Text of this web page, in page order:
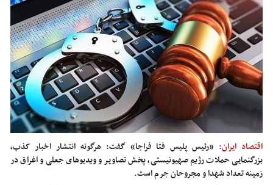
اقتصاد ایران: «رئیس پلیس فتا فراجا» گفت: هرگونه انتشار اخبار کذب،
بزرگنمایی حملات رژیم صهیونیستی، پخش تصاویر و ویدیوهای جعلی و اغراق در
زمینه تعداد شهدا و مجروحان جرم است.